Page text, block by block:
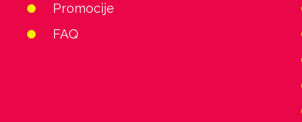
Promocije
FAQ